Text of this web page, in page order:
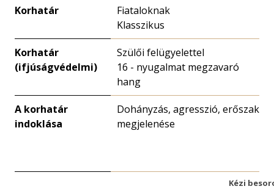
Korhatár
Fiataloknak
Klasszikus
Korhatár
(ifjúságvédelmi)
Szülői felügyelettel
16 - nyugalmat megzavaró
hang
A korhatár
indoklása
Dohányzás, agresszió, erőszak
megjelenése
Kézi